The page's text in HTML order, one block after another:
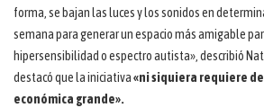
forma, se bajan las luces y los sonidos en
semana para generar un espacio más amigable
hipersensibilidad o espectro autista», describió
destacó que la iniciativa«ni siquiera requiere
económica grande».